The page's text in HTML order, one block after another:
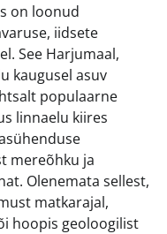
on loonud
iidsete
See Harjumaal,
kaugusel asuv
populaarne
linnaelu kiires
mereõhku ja
Olenemata sellest,
matkarajal,
hoopis geoloogilist